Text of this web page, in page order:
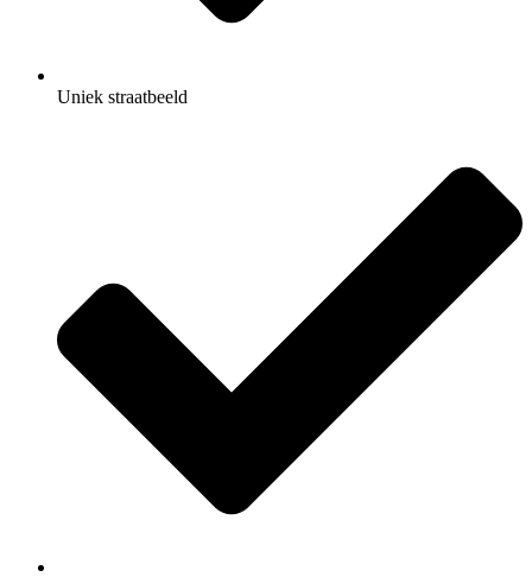
Uniek straatbeeld